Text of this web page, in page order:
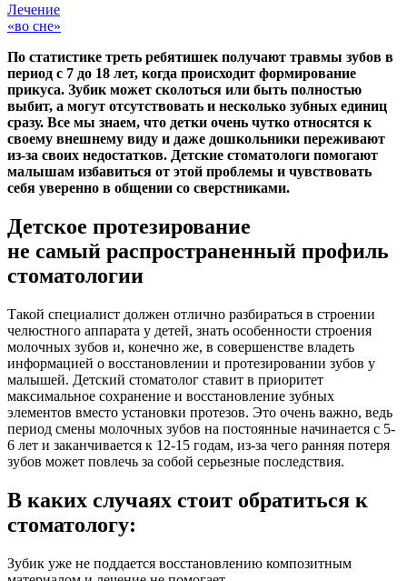
Лечение
«во сне»
По статистике треть ребятишек получают травмы зубов в
период с 7 до 18 лет, когда происходит формирование
прикуса. Зубик может сколоться или быть полностью
выбит, а могут отсутствовать и несколько зубных единиц
сразу. Все мы знаем, что детки очень чутко относятся к
своему внешнему виду и даже дошкольники переживают
из-за своих недостатков. Детские стоматологи помогают
малышам избавиться от этой проблемы и чувствовать
себя уверенно в общении со сверстниками.
Детское протезирование
не самый распространенный профиль
стоматологии
Такой специалист должен отлично разбираться в строении
челюстного аппарата у детей, знать особенности строения
молочных зубов и, конечно же, в совершенстве владеть
информацией о восстановлении и протезировании зубов у
малышей. Детский стоматолог ставит в приоритет
максимальное сохранение и восстановление зубных
элементов вместо установки протезов. Это очень важно, ведь
период смены молочных зубов на постоянные начинается с 5-
6 лет и заканчивается к 12-15 годам, из-за чего ранняя потеря
зубов может повлечь за собой серьезные последствия.
В каких случаях стоит обратиться к
стоматологу:
Зубик уже не поддается восстановлению композитным